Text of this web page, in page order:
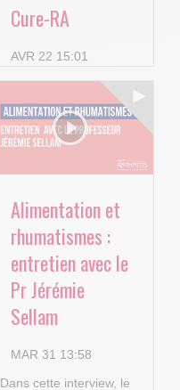
Cure-RA
AVR 22 15:01
Alimentation et
rhumatismes :
entretien avec le
Pr Jérémie
Sellam
MAR 31 13:58
Dans cette interview, le